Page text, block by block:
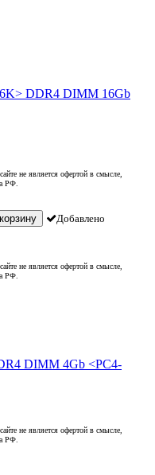
DDR4 DIMM 16Gb
не является офертой в смысле,
РФ.
Добавлено
не является офертой в смысле,
РФ.
DIMM 4Gb <PC4-
не является офертой в смысле,
РФ.